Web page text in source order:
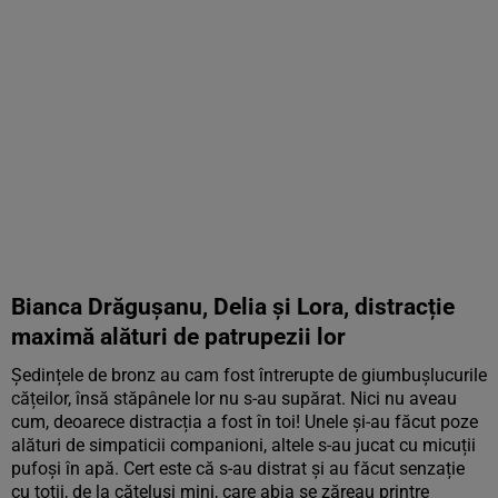
Bianca Drăgușanu, Delia și Lora, distracție
maximă alături de patrupezii lor
Ședințele de bronz au cam fost întrerupte de giumbușlucurile
cățeilor, însă stăpânele lor nu s-au supărat. Nici nu aveau
cum, deoarece distracția a fost în toi! Unele și-au făcut poze
alături de simpaticii companioni, altele s-au jucat cu micuții
pufoși în apă. Cert este că s-au distrat și au făcut senzație
cu toții, de la cățeluși mini, care abia se zăreau printre